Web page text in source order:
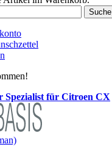
Suche
Spezialist für Citroen CX